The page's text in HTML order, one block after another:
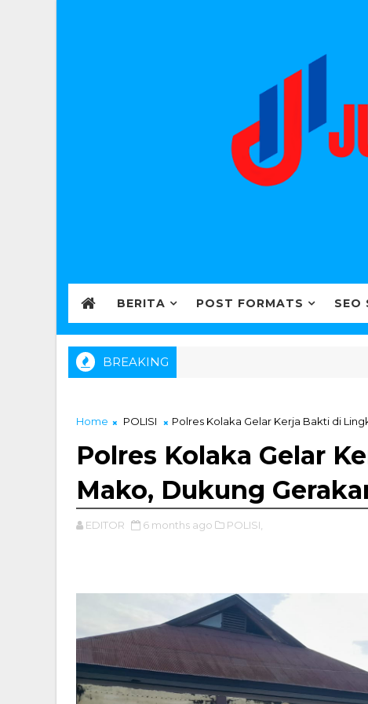
BERITA POST FORMATS SEO
BREAKING
Home POLISI Polres Kolaka Gelar Kerja Bakti di
Polres Kolaka Gelar
Mako, Dukung
EDITOR 6 months ago POLISI,